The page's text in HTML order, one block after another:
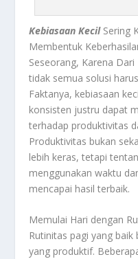
Kebiasaan KecilSering
Membentuk
Seseorang, Karena
tidak semua solusi
Faktanya, kebiasaan
konsisten justru dapat
terhadap produktivitas
Produktivitas bukan
lebih keras, tetapi
menggunakan waktu
mencapai hasil terbaik.
Memulai Hari dengan
Rutinitas pagi yang
yang produktif.